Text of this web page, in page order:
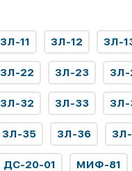
ЗЛ-11 ЗЛ-12 ЗЛ-
ЗЛ-22 ЗЛ-23 ЗЛ-
ЗЛ-32 ЗЛ-33 ЗЛ-
ЗЛ-35 ЗЛ-36
ДС-20-01 МИФ-81